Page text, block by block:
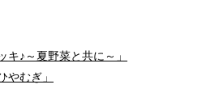
♪～夏野菜と共に～」
むぎ」